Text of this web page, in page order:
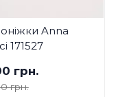
Anna
171527
грн.
грн.